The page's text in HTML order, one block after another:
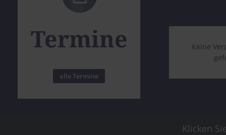
Termine
alle Termine
Keine
Klicken